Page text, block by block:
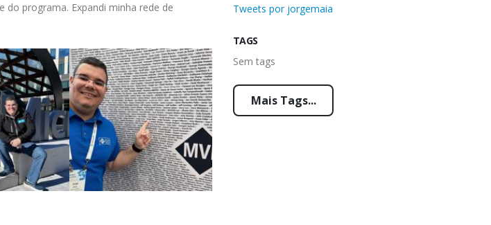
Tweets por jorgemaia
TAGS
Sem tags
Mais Tags...
programa. Expandi minha rede de